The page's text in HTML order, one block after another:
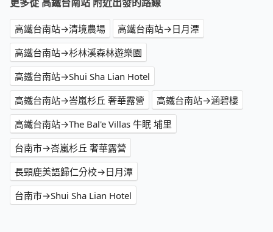
高鐵台南站→清境農場
高鐵台南站→日月潭
高鐵台南站→杉林溪森林遊樂園
高鐵台南站→Shui Sha Lian Hotel
高鐵台南站→峇嵐杉丘 奢華露營
高鐵台南站→涵碧樓
高鐵台南站→The Bal'e Villas 牛眠 埔里
台南市→峇嵐杉丘 奢華露營
長頸鹿美語歸仁分校→日月潭
台南市→Shui Sha Lian Hotel